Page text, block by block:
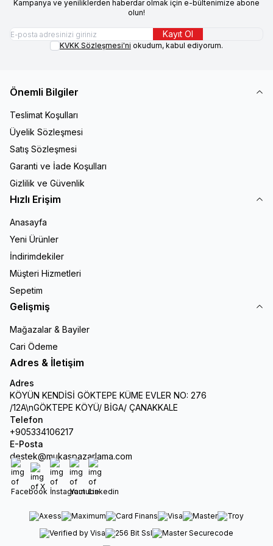
Kampanya ve yeniliklerden haberdar olmak için e-bültenimize abone
olun!
Kayıt Ol
KVKK Sözleşmesi'ni okudum, kabul ediyorum.
Önemli Bilgiler
Teslimat Koşulları
Üyelik Sözleşmesi
Satış Sözleşmesi
Garanti ve İade Koşulları
Gizlilik ve Güvenlik
Hızlı Erişim
Anasayfa
Yeni Ürünler
İndirimdekiler
Müşteri Hizmetleri
Sepetim
Gelişmiş
Mağazalar & Bayiler
Cari Ödeme
Adres & İletişim
Adres
KÖYÜN KENDİSİ GÖKTEPE KÜME EVLER NO: 276
/12A\nGÖKTEPE KÖYÜ/ BİGA/ ÇANAKKALE
Telefon
+905334106217
E-Posta
destek@mukaspazarlama.com
Facebook
X İnstagram
Youtube